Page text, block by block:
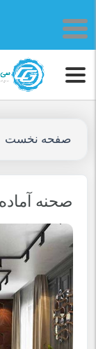
صفحه نخست
صحنه